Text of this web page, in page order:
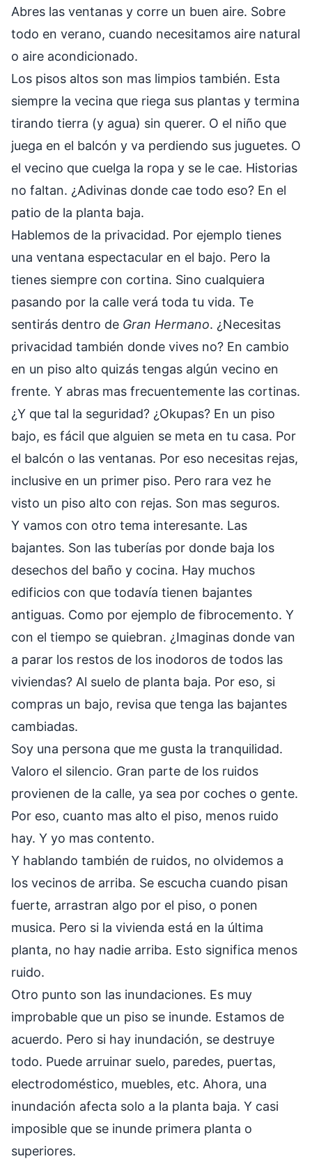
Abres las ventanas y corre un buen aire. Sobre
todo en verano, cuando necesitamos aire natural
o aire acondicionado.
Los pisos altos son mas limpios también. Esta
siempre la vecina que riega sus plantas y termina
tirando tierra (y agua) sin querer. O el niño que
juega en el balcón y va perdiendo sus juguetes. O
el vecino que cuelga la ropa y se le cae. Historias
no faltan. ¿Adivinas donde cae todo eso? En el
patio de la planta baja.
Hablemos de la privacidad. Por ejemplo tienes
una ventana espectacular en el bajo. Pero la
tienes siempre con cortina. Sino cualquiera
pasando por la calle verá toda tu vida. Te
sentirás dentro de Gran Hermano. ¿Necesitas
privacidad también donde vives no? En cambio
en un piso alto quizás tengas algún vecino en
frente. Y abras mas frecuentemente las cortinas.
¿Y que tal la seguridad? ¿Okupas? En un piso
bajo, es fácil que alguien se meta en tu casa. Por
el balcón o las ventanas. Por eso necesitas rejas,
inclusive en un primer piso. Pero rara vez he
visto un piso alto con rejas. Son mas seguros.
Y vamos con otro tema interesante. Las
bajantes. Son las tuberías por donde baja los
desechos del baño y cocina. Hay muchos
edificios con que todavía tienen bajantes
antiguas. Como por ejemplo de fibrocemento. Y
con el tiempo se quiebran. ¿Imaginas donde van
a parar los restos de los inodoros de todos las
viviendas? Al suelo de planta baja. Por eso, si
compras un bajo, revisa que tenga las bajantes
cambiadas.
Soy una persona que me gusta la tranquilidad.
Valoro el silencio. Gran parte de los ruidos
provienen de la calle, ya sea por coches o gente.
Por eso, cuanto mas alto el piso, menos ruido
hay. Y yo mas contento.
Y hablando también de ruidos, no olvidemos a
los vecinos de arriba. Se escucha cuando pisan
fuerte, arrastran algo por el piso, o ponen
musica. Pero si la vivienda está en la última
planta, no hay nadie arriba. Esto significa menos
ruido.
Otro punto son las inundaciones. Es muy
improbable que un piso se inunde. Estamos de
acuerdo. Pero si hay inundación, se destruye
todo. Puede arruinar suelo, paredes, puertas,
electrodoméstico, muebles, etc. Ahora, una
inundación afecta solo a la planta baja. Y casi
imposible que se inunde primera planta o
superiores.